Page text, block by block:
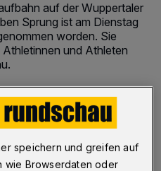
auf der Wuppertaler
Sprung ist am Dienstag
worden. Sie
und Athleten
Minute Lesezeit
speichern und greifen auf
wie Browserdaten oder